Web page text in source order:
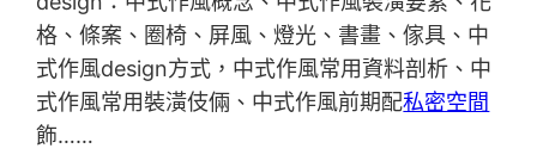
格、條案、圈椅、屏風、燈光、書畫、傢具、中
式作風design方式，中式作風常用資料剖析、中
式作風常用裝潢伎倆、中式作風前期配私密空間
飾……